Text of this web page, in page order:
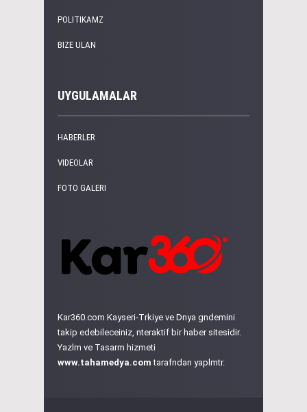
POLITIKAMZ
BIZE ULAN
UYGULAMALAR
HABERLER
VIDEOLAR
FOTO GALERI
Kar360.com Kayseri-Trkiye ve Dnya gndemini
takip edebileceiniz, nteraktif bir haber sitesidir.
Yazlm ve Tasarm hizmeti
www.tahamedya.com tarafndan yaplmtr.